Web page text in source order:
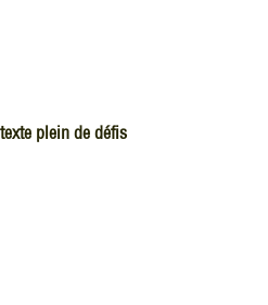
plein de défis